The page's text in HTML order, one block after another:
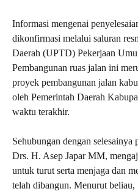
Informasi mengenai
dikonfirmasi melalui saluran
Daerah (UPTD) Pekerjaan
Pembangunan ruas jalan ini
proyek pembangunan jalan
oleh Pemerintah Daerah
waktu terakhir.
Sehubungan dengan
Drs. H. Asep Japar MM,
untuk turut serta menjaga dan
telah dibangun. Menurut beliau,